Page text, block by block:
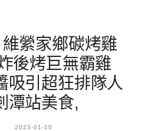
縈家鄉碳烤雞
後烤巨無霸雞
吸引超狂排隊人
潭站美食,
2023-01-10